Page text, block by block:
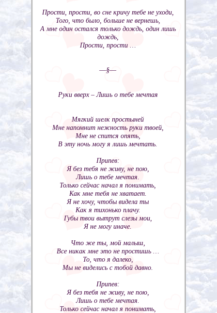
Прости, прости, во сне кричу тебе не уходи,
Того, что было, больше не вернешь,
А мне один остался только дождь, один лишь
дождь,
Прости, прости …
––§––
Руки вверх – Лишь о тебе мечтая
Мягкий шелк простыней
Мне напомнит нежность руки твоей,
Мне не спится опять,
В эту ночь могу я лишь мечтать.
Припев:
Я без тебя не живу, не пою,
Лишь о тебе мечтая.
Только сейчас начал я понимать,
Как мне тебя не хватает.
Я не хочу, чтобы видела ты
Как я тихонько плачу.
Губы твои вытрут слезы мои,
Я не могу иначе.
Что же ты, мой малыш,
Все никак мне это не простишь …
То, что я далеко,
Мы не виделись с тобой давно.
Припев:
Я без тебя не живу, не пою,
Лишь о тебе мечтая.
Только сейчас начал я понимать,